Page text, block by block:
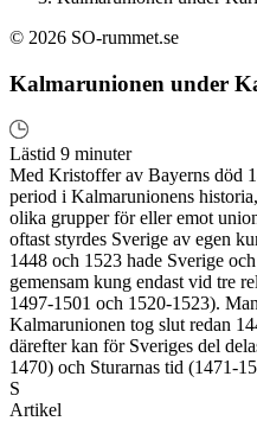
© 2026 SO-rummet.se
Kalmarunionen under
Lästid 9 minuter
Med Kristoffer av Bayerns död
period i Kalmarunionens
olika grupper för eller emot
oftast styrdes Sverige av egen
1448 och 1523 hade Sverige
gemensam kung endast vid tre
1497-1501 och 1520-1523).
Kalmarunionen tog slut redan
därefter kan för Sveriges del
1470) och Sturarnas tid (1471-
S
Artikel